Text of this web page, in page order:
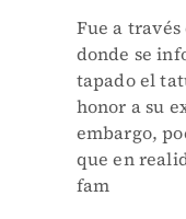
Fue a
donde se
tapado el
honor a su
embargo,
que en
fam